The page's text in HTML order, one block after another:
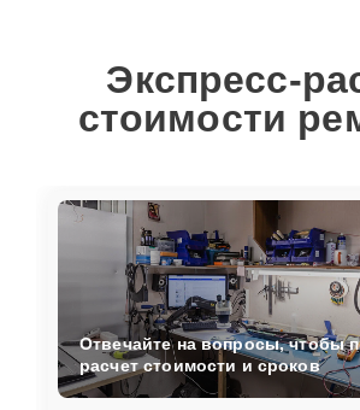
Экспресс-
стоимости
Отвечайте на вопросы, чтобы
расчет стоимости и сроков